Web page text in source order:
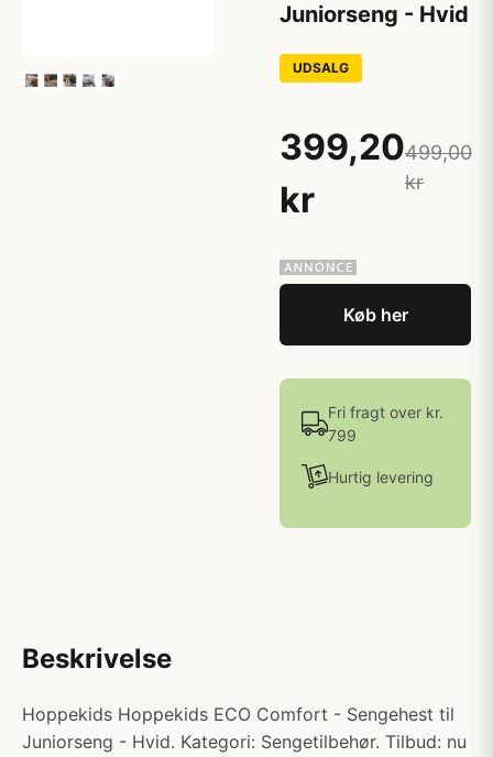
Juniorseng - Hvid
UDSALG
399,20
kr
499,00
kr
Køb her
Fri fragt over kr.
799
Hurtig levering
Beskrivelse
Hoppekids Hoppekids ECO Comfort - Sengehest til
Juniorseng - Hvid. Kategori: Sengetilbehør. Tilbud: nu